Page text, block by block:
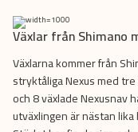
Växlar från Shimano
Växlarna kommer från
stryktåliga Nexus med
och 8 växlade Nexusnav
utväxlingen är nästan